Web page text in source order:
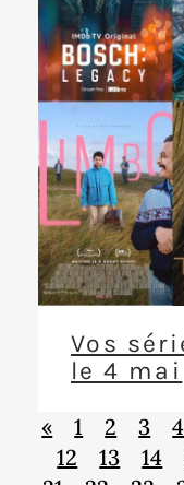
Vos
le 4 mai
« 1 2 3 4
12
13 14